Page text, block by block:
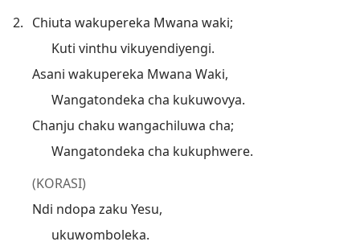
2. Chiuta wakupereka Mwana waki;
Kuti vinthu vikuyendiyengi.
Asani wakupereka Mwana Waki,
Wangatondeka cha kukuwovya.
Chanju chaku wangachiluwa cha;
Wangatondeka cha kukuphwere.
(KORASI)
Ndi ndopa zaku Yesu,
ukuwomboleka.